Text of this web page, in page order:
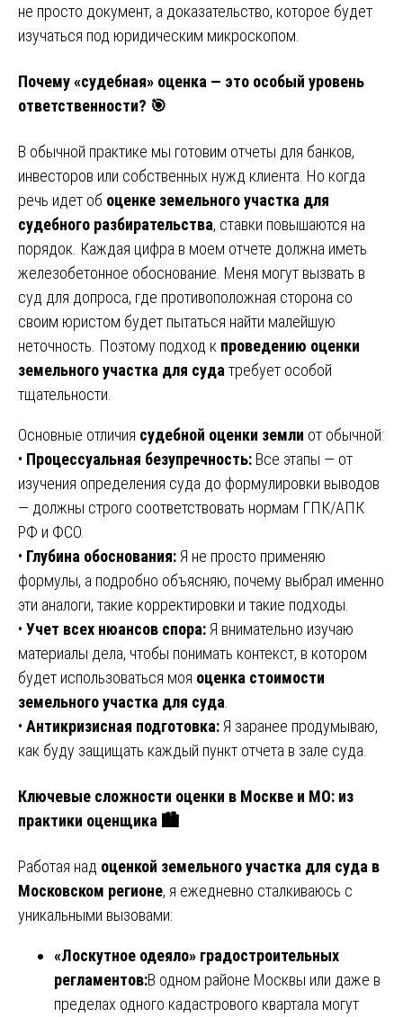
не просто документ, а доказательство, которое будет
изучаться под юридическим микроскопом.
Почему «судебная» оценка — это особый уровень
ответственности? 🎯
В обычной практике мы готовим отчеты для банков,
инвесторов или собственных нужд клиента. Но когда
речь идет об оценке земельного участка для
судебного разбирательства, ставки повышаются на
порядок. Каждая цифра в моем отчете должна иметь
железобетонное обоснование. Меня могут вызвать в
суд для допроса, где противоположная сторона со
своим юристом будет пытаться найти малейшую
неточность. Поэтому подход к проведению оценки
земельного участка для суда требует особой
тщательности.
Основные отличия судебной оценки земли от обычной:
• Процессуальная безупречность: Все этапы — от
изучения определения суда до формулировки выводов
— должны строго соответствовать нормам ГПК/АПК
РФ и ФСО.
• Глубина обоснования: Я не просто применяю
формулы, а подробно объясняю, почему выбрал именно
эти аналоги, такие корректировки и такие подходы.
• Учет всех нюансов спора: Я внимательно изучаю
материалы дела, чтобы понимать контекст, в котором
будет использоваться моя оценка стоимости
земельного участка для суда
• Антикризисная подготовка: Я заранее продумываю,
как буду защищать каждый пункт отчета в зале суда.
Ключевые сложности оценки в Москве и МО: из
практики оценщика 🏙️
Работая над оценкой земельного участка для суда в
Московском регионе, я ежедневно сталкиваюсь с
уникальными вызовами:
«Лоскутное одеяло» градостроительных
регламентов:В одном районе Москвы или даже в
пределах одного кадастрового квартала могут